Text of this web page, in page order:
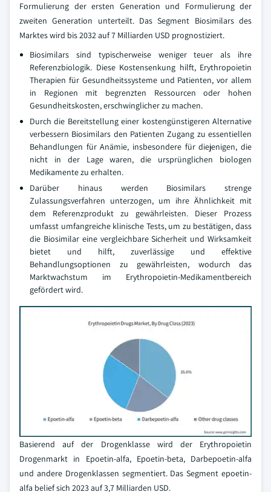
Formulierung der ersten Generation und Formulierung der
zweiten Generation unterteilt. Das Segment Biosimilars des
Marktes wird bis 2032 auf 7 Milliarden USD prognostiziert.
Biosimilars sind typischerweise weniger teuer als ihre
Referenzbiologik. Diese Kostensenkung hilft, Erythropoietin
Therapien für Gesundheitssysteme und Patienten, vor allem
in Regionen mit begrenzten Ressourcen oder hohen
Gesundheitskosten, erschwinglicher zu machen.
Durch die Bereitstellung einer kostengünstigeren Alternative
verbessern Biosimilars den Patienten Zugang zu essentiellen
Behandlungen für Anämie, insbesondere für diejenigen, die
nicht in der Lage waren, die ursprünglichen biologen
Medikamente zu erhalten.
Darüber hinaus werden Biosimilars strenge
Zulassungsverfahren unterzogen, um ihre Ähnlichkeit mit
dem Referenzprodukt zu gewährleisten. Dieser Prozess
umfasst umfangreiche klinische Tests, um zu bestätigen, dass
die Biosimilar eine vergleichbare Sicherheit und Wirksamkeit
bietet und hilft, zuverlässige und effektive
Behandlungsoptionen zu gewährleisten, wodurch das
Marktwachstum im Erythropoietin-Medikamentbereich
gefördert wird.
Basierend auf der Drogenklasse wird der Erythropoietin
Drogenmarkt in Epoetin-alfa, Epoetin-beta, Darbepoetin-alfa
und andere Drogenklassen segmentiert. Das Segment epoetin-
alfa belief sich 2023 auf 3,7 Milliarden USD.